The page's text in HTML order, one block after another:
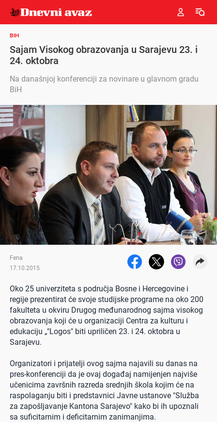
BIH
Sajam Visokog obrazovanja u Sarajevu 23. i
24. oktobra
Na današnjoj konferenciji za novinare u glavnom gradu
BiH
Fena
17.10.2015
Oko 25 univerziteta s područja Bosne i Hercegovine i
regije prezentirat će svoje studijske programe na oko 200
fakulteta u okviru Drugog međunarodnog sajma visokog
obrazovanja koji će u organizaciji Centra za kulturu i
edukaciju „"Logos" biti upriličen 23. i 24. oktobra u
Sarajevu.
Organizatori i prijatelji ovog sajma najavili su danas na
pres-konferenciji da je ovaj događaj namijenjen najviše
učenicima završnih razreda srednjih škola kojim će na
raspolaganju biti i predstavnici Javne ustanove "Služba
za zapošljavanje Kantona Sarajevo" kako bi ih upoznali
sa suficitarnim i deficitarnim zanimanjima.